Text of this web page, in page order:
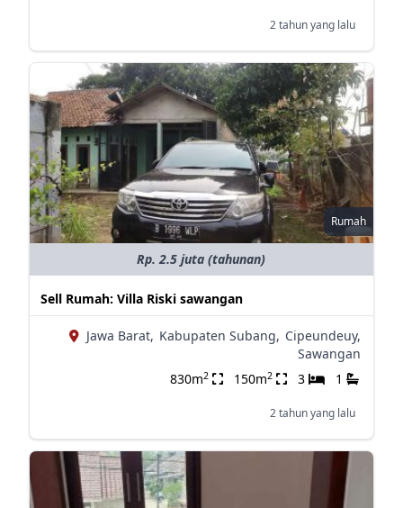
2 tahun yang lalu
Rumah
Rp. 2.5 juta (tahunan)
Sell Rumah: Villa Riski sawangan
Jawa Barat, Kabupaten Subang, Cipeundeuy,
Sawangan
830m2 150m2 3 1
2 tahun yang lalu